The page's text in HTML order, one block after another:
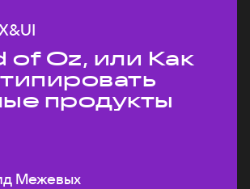
of Oz, или Как
продукты
Межевых